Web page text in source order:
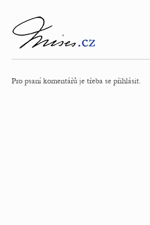
Pro psaní komentářů je třeba se přihlásit.